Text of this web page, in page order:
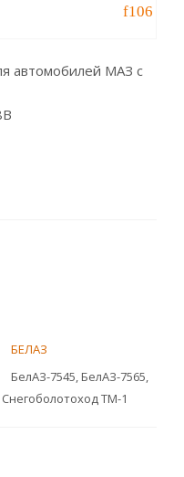
автомобилей МАЗ с
БЕЛАЗ
БелАЗ-7545, БелАЗ-7565,
Снегоболотоход ТМ-1